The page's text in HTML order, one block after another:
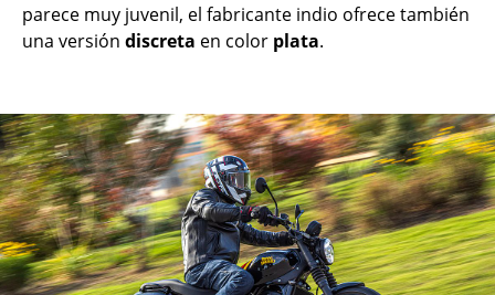
parece muy juvenil, el fabricante indio ofrece también
una versión discreta en color plata.